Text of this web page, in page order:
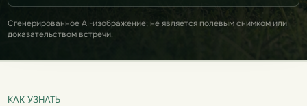
Сгенерированное AI-изображение; не является полевым снимком или
доказательством встречи.
КАК УЗНАТЬ